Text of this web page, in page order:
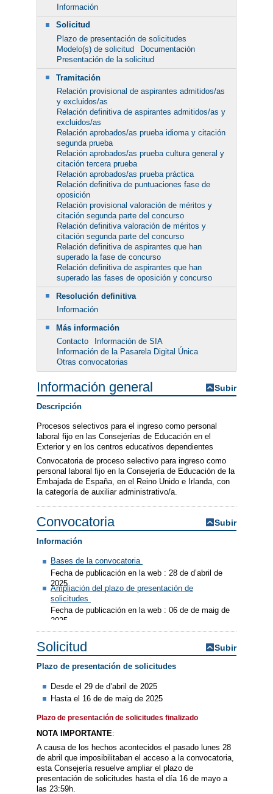
Información
Solicitud
Plazo de presentación de solicitudes
Modelo(s) de solicitud
Documentación
Presentación de la solicitud
Tramitación
Relación provisional de aspirantes admitidos/as
y excluidos/as
Relación definitiva de aspirantes admitidos/as y
excluidos/as
Relación aprobados/as prueba idioma y citación
segunda prueba
Relación aprobados/as prueba cultura general y
citación tercera prueba
Relación aprobados/as prueba práctica
Relación definitiva de puntuaciones fase de
oposición
Relación provisional valoración de méritos y
citación segunda parte del concurso
Relación definitiva valoración de méritos y
citación segunda parte del concurso
Relación definitiva de aspirantes que han
superado la fase de concurso
Relación definitiva de aspirantes que han
superado las fases de oposición y concurso
Resolución definitiva
Información
Más información
Contacto
Información de SIA
Información de la Pasarela Digital Única
Otras convocatorias
Información general Subir
Descripción
Procesos selectivos para el ingreso como personal
laboral fijo en las Consejerías de Educación en el
Exterior y en los centros educativos dependientes
Convocatoria de proceso selectivo para ingreso como
personal laboral fijo en la Consejería de Educación de la
Embajada de España, en el Reino Unido e Irlanda, con
la categoría de auxiliar administrativo/a.
Convocatoria Subir
Información
Bases de la convocatoria
Fecha de publicación en la web : 28 de d’abril de
2025
Ampliación del plazo de presentación de
solicitudes
Fecha de publicación en la web : 06 de de maig de
2025
Solicitud Subir
Plazo de presentación de solicitudes
Desde el 29 de d’abril de 2025
Hasta el 16 de de maig de 2025
Plazo de presentación de solicitudes finalizado
NOTA IMPORTANTE:
A causa de los hechos acontecidos el pasado lunes 28
de abril que imposibilitaban el acceso a la convocatoria,
esta Consejería resuelve ampliar el plazo de
presentación de solicitudes hasta el día 16 de mayo a
las 23:59h.